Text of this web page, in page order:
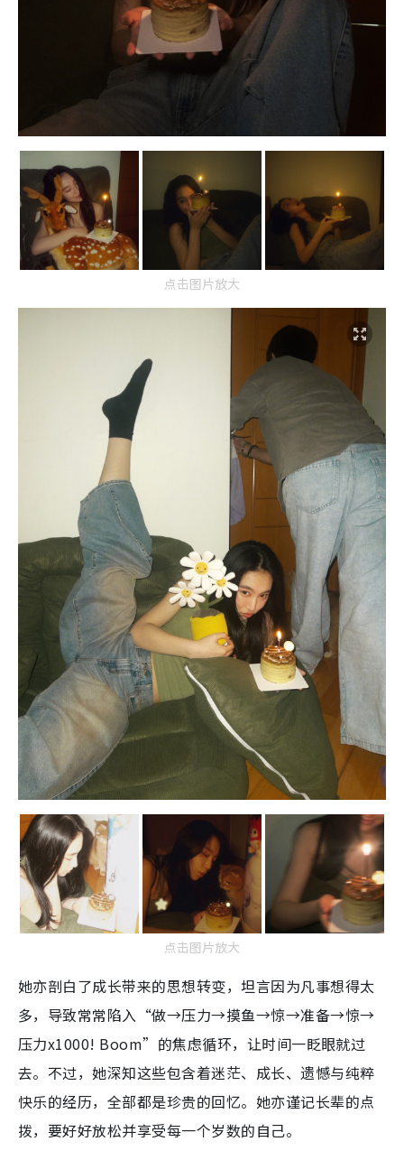
点击图片放大
点击图片放大
她亦剖白了成长带来的思想转变，坦言因为凡事想得太
多，导致常常陷入“做→压力→摸鱼→惊→准备→惊→
压力x1000! Boom”的焦虑循环，让时间一眨眼就过
去。不过，她深知这些包含着迷茫、成长、遗憾与纯粹
快乐的经历，全部都是珍贵的回忆。她亦谨记长辈的点
拨，要好好放松并享受每一个岁数的自己。